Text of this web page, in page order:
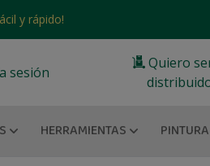
y rápido!
sesión
Quiero
HERRAMIENTAS